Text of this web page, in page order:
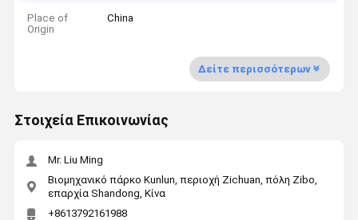
Place of
Origin
China
Δείτε περισσότερων
Στοιχεία Επικοινωνίας
Mr. Liu Ming
Βιομηχανικό πάρκο Kunlun, περιοχή Zichuan, πόλη Zibo,
επαρχία Shandong, Κίνα
+8613792161988